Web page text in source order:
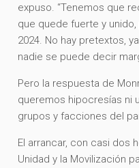
expuso. “Tenemos que
que quede fuerte y
2024. No hay pretextos,
nadie se puede decir
Pero la respuesta de
queremos hipocresías ni
grupos y facciones del
El arrancar, con casi dos
Unidad y la Movilización